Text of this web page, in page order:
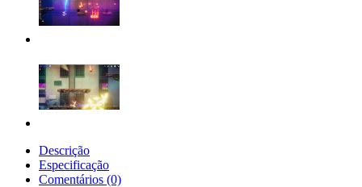
Descrição
Especificação
Comentários (0)